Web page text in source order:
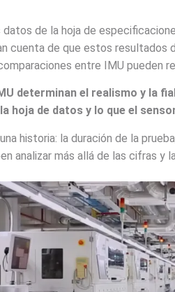
de la hoja de
cuenta de que estos resultados
entre IMU pueden
determinan el realismo y la
hoja de datos y lo que el
historia: la duración de la
analizar más allá de las cifras y